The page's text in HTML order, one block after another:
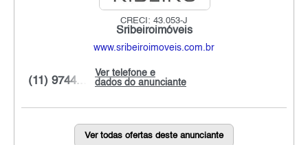
CRECI: 43.053-J
Sribeiroimóveis
www.sribeiroimoveis.com.br
Ver telefone e
dados do anunciante
(11) 9744...
Ver todas ofertas deste anunciante